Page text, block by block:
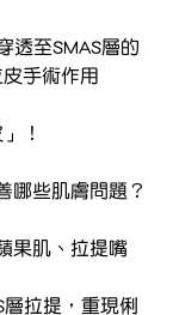
透至SMAS層的
手術作用
！
哪些肌膚問題？